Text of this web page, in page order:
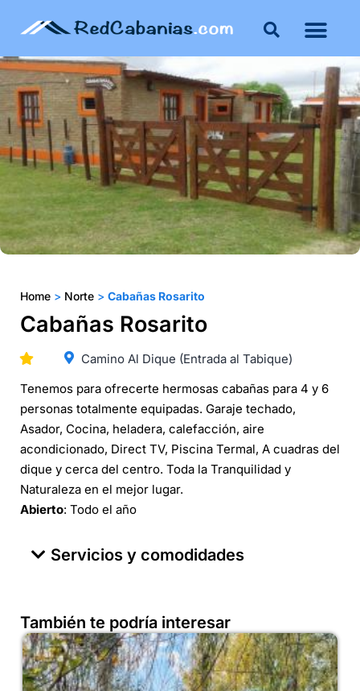
Home > Norte > Cabañas Rosarito
Cabañas Rosarito
Camino Al Dique (Entrada al Tabique)
Tenemos para ofrecerte hermosas cabañas para 4 y 6
personas totalmente equipadas. Garaje techado,
Asador, Cocina, heladera, calefacción, aire
acondicionado, Direct TV, Piscina Termal, A cuadras del
dique y cerca del centro. Toda la Tranquilidad y
Naturaleza en el mejor lugar.
Abierto: Todo el año
Servicios y comodidades
También te podría interesar